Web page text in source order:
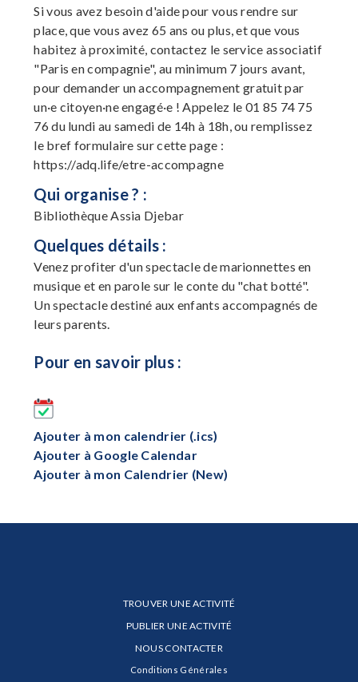
Si vous avez besoin d'aide pour vous rendre sur
place, que vous avez 65 ans ou plus, et que vous
habitez à proximité, contactez le service associatif
"Paris en compagnie", au minimum 7 jours avant,
pour demander un accompagnement gratuit par
un·e citoyen·ne engagé·e ! Appelez le 01 85 74 75
76 du lundi au samedi de 14h à 18h, ou remplissez
le bref formulaire sur cette page :
https://adq.life/etre-accompagne
Qui organise ? :
Bibliothèque Assia Djebar
Quelques détails :
Venez profiter d'un spectacle de marionnettes en
musique et en parole sur le conte du "chat botté".
Un spectacle destiné aux enfants accompagnés de
leurs parents.
Pour en savoir plus :
Ajouter à mon calendrier (.ics)
Ajouter à Google Calendar
Ajouter à mon Calendrier (New)
TROUVER UNE ACTIVITÉ
PUBLIER UNE ACTIVITÉ
NOUS CONTACTER
Conditions Générales